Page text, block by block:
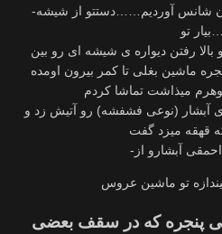
-همونه.شب عروسی نکشدمون شانس آوردیم……دستتو از شیشه
رفتن دیواره ی شیشه ای رو بین
ماشین بغلی تا کمر بیرون اومده
ی آبشار (نوعی فشفشه) رو آتیش زد و
آبشارو از
پنجره که در سقف بعضی